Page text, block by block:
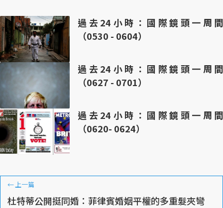
過去24小時：國際鏡頭一周間
（0530 - 0604）
過去24小時：國際鏡頭一周間
（0627 - 0701）
過去24小時：國際鏡頭一周間
（0620- 0624）
← 上一篇
杜特蒂公開挺同婚：菲律賓婚姻平權的多重髮夾彎